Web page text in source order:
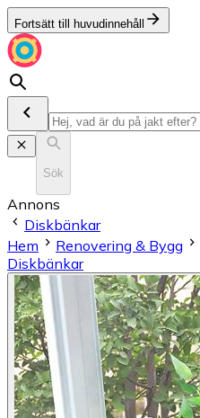
Fortsätt till huvudinnehåll
Sök
Annons
Diskbänkar
Hem
Renovering & Bygg
Diskbänkar